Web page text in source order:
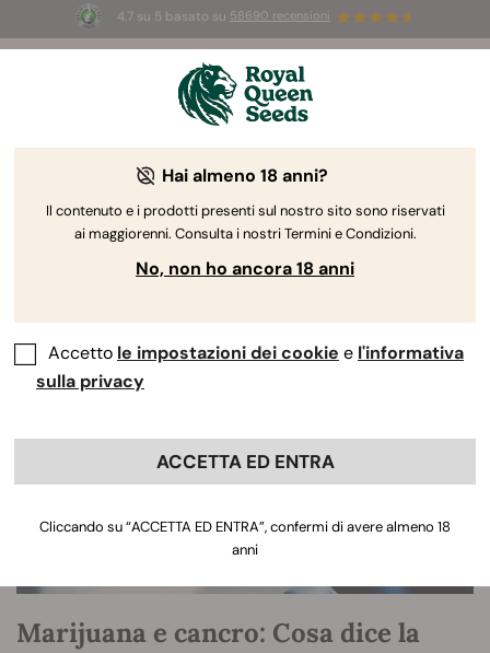
4.7 su 5 basato su 58690 recensioni
Summer Sales:Fino al 50% di sconto
su prodotti selezionati! ⏤
The RQS Blog
Marijuana e cancro: Cosa dice la
Hai almeno 18 anni?
Il contenuto e i prodotti presenti sul nostro sito sono riservati
ai maggiorenni. Consulta i nostri Termini e Condizioni.
No, non ho ancora 18 anni
Accetto le impostazioni dei cookie e l'informativa
sulla privacy
ACCETTA ED ENTRA
Cliccando su “ACCETTA ED ENTRA”, confermi di avere almeno 18
anni